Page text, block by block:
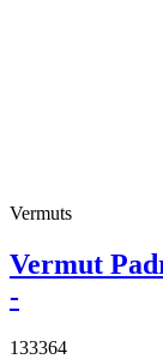
Vermuts
Vermut
-
133364